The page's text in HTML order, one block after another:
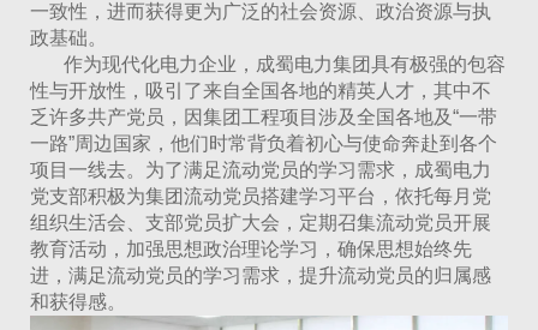
一致性，进而获得更为广泛的社会资源、政治资源与执
政基础。
作为现代化电力企业，成蜀电力集团具有极强的包容
性与开放性，吸引了来自全国各地的精英人才，其中不
乏许多共产党员，因集团工程项目涉及全国各地及“一带
一路”周边国家，他们时常背负着初心与使命奔赴到各个
项目一线去。为了满足流动党员的学习需求，成蜀电力
党支部积极为集团流动党员搭建学习平台，依托每月党
组织生活会、支部党员扩大会，定期召集流动党员开展
教育活动，加强思想政治理论学习，确保思想始终先
进，满足流动党员的学习需求，提升流动党员的归属感
和获得感。